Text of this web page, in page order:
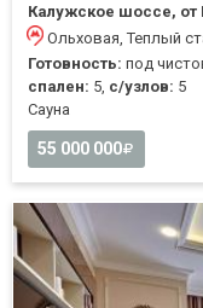
Калужское шоссе,
Ольховая, Теплый
Готовность: под
спален: 5, с/узлов: 5
Cауна
55 000 000